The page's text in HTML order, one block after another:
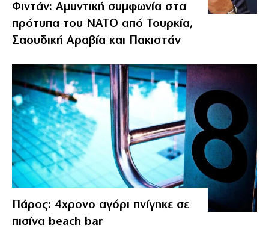
Φιντάν: Αμυντική συμφωνία στα
πρότυπα του ΝΑΤΟ από Τουρκία,
Σαουδική Αραβία και Πακιστάν
Πάρος: 4χρονο αγόρι πνίγηκε σε
πισίνα beach bar